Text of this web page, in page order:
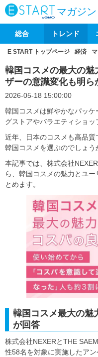
マガジン
総合 トレンド
E START トップページ 経済
韓国コスメの最大の
ザーの意識変化も明ら
2026-05-18 15:00:00
韓国コスメは鮮やかなパッ
グストアやバラエティショッ
近年、日本のコスメも高品
韓国コスメを選ぶのでしょう
本記事では、株式会社
ら、韓国コスメの魅力とユ
とめます。
韓国コスメ最大の魅
が回答
株式会社NEXERとTHE
性58名を対象に実施したア